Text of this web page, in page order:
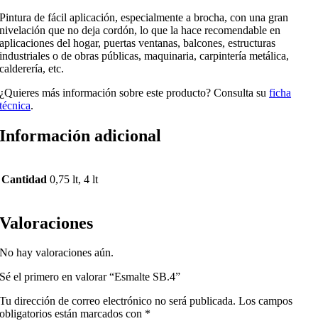
Pintura de fácil aplicación, especialmente a brocha, con una gran
nivelación que no deja cordón, lo que la hace recomendable en
aplicaciones del hogar, puertas ventanas, balcones, estructuras
industriales o de obras públicas, maquinaria, carpintería metálica,
calderería, etc.
¿Quieres más información sobre este producto? Consulta suficha
técnica.
Información adicional
Cantidad 0,75 lt, 4 lt
Valoraciones
No hay valoraciones aún.
Sé el primero en valorar “Esmalte SB.4”
Tu dirección de correo electrónico no será publicada. Los campos
obligatorios están marcados con *